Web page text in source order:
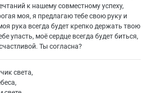
к нашему совместному успеху,
моя, я предлагаю тебе свою руку и
рука всегда будет крепко держать твою
упасть, моё сердце всегда будет биться,
Ты согласна?
света,